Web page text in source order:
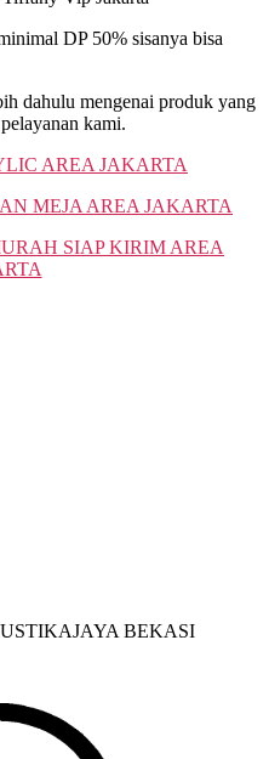
DP 50% sisanya bisa
dahulu mengenai produk yang
kami.
AREA JAKARTA
MEJA AREA JAKARTA
SIAP KIRIM AREA
BEKASI